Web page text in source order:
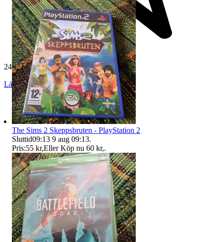
24 512 omdömen
Läs omdömen Följ
The Sims 2 Skeppsbruten - PlayStation 2
Sluttid09:13 9 aug 09:13.
Pris:55 kr,Eller Köp nu 60 kr,.